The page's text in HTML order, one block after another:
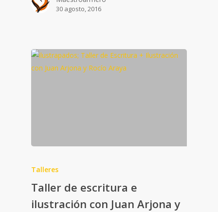
30 agosto, 2016
Talleres
Taller de escritura e
ilustración con Juan Arjona y